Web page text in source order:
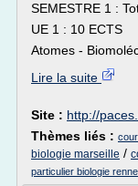
SEMESTRE 1 :
UE 1 : 10 ECTS
Atomes -
Lire la suite
Site : http://
Thèmes liés :
biologie marseille /
particulier biologie